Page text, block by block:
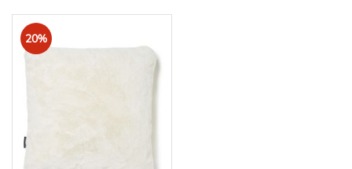
20%